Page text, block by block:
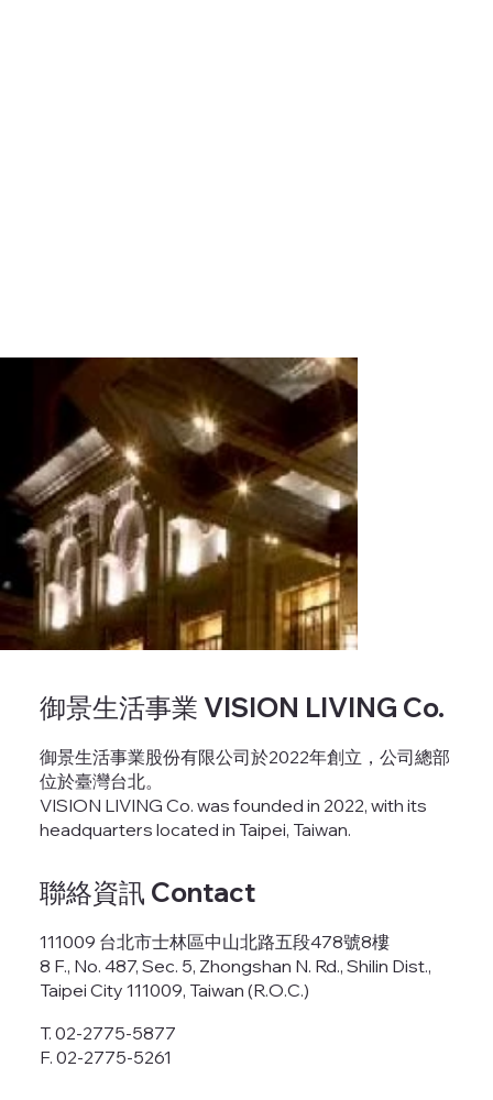
御景生活事業 VISION LIVING Co.
御景生活事業股份有限公司於2022年創立，公司總部
位於臺灣台北。
VISION LIVING Co. was founded in 2022, with its
headquarters located in Taipei, Taiwan.
聯絡資訊 Contact
​111009 台北市士林區中山北路五段478號8樓
8 F., No. 487, Sec. 5, Zhongshan N. Rd., Shilin Dist.,
Taipei City 111009, Taiwan (R.O.C.)
T. 02-2775-5877
F. 02-2775-5261